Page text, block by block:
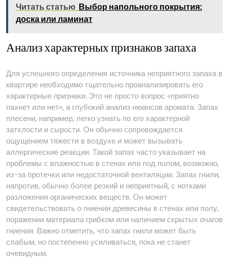
Читать статью Выбор напольного покрытия:
доска или ламинат
Анализ характерных признаков запаха
Для успешного определения источника неприятного запаха в
квартире необходимо тщательно проанализировать его
характерные признаки. Это не просто вопрос «приятно
пахнет или нет», а глубокий анализ нюансов аромата. Запах
плесени, например, легко узнать по его характерной
затхлости и сырости. Он обычно сопровождается
ощущением тяжести в воздухе и может вызывать
аллергические реакции. Такой запах часто указывает на
проблемы с влажностью в стенах или под полом, возможно,
из-за протечки или недостаточной вентиляции. Запах гнили,
напротив, обычно более резкий и неприятный, с нотками
разложения органических веществ. Он может
свидетельствовать о гниении древесины в стенах или полу,
поражении материала грибком или наличием скрытых очагов
гниения. Важно отметить, что запах гнили может быть
слабым, но постепенно усиливаться, пока не станет
очевидным.